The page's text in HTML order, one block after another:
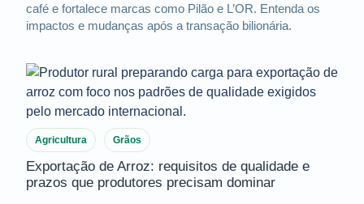
café e fortalece marcas como Pilão e L’OR. Entenda os
impactos e mudanças após a transação bilionária.
Agricultura Grãos
Exportação de Arroz: requisitos de qualidade e
prazos que produtores precisam dominar